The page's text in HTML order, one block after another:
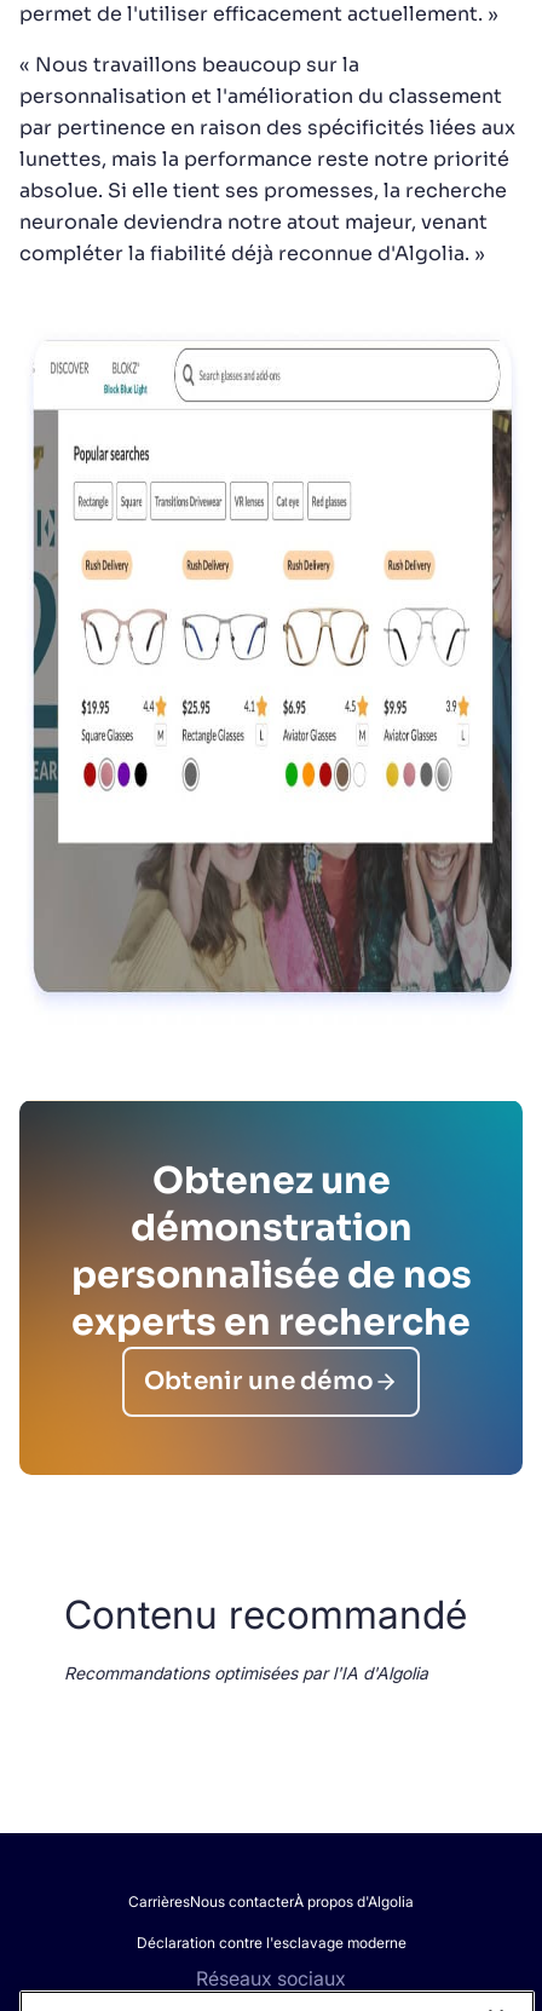
permet de l'utiliser efficacement actuellement. »
« Nous travaillons beaucoup sur la
personnalisation et l'amélioration du classement
par pertinence en raison des spécificités liées aux
lunettes, mais la performance reste notre priorité
absolue. Si elle tient ses promesses, la recherche
neuronale deviendra notre atout majeur, venant
compléter la fiabilité déjà reconnue d'Algolia. »
Obtenez une
démonstration
personnalisée de nos
experts en recherche
Obtenir une démo
Contenu recommandé
Recommandations optimisées par l'IA d'Algolia
CarrièresNous contacterÀ propos d'Algolia
Déclaration contre l'esclavage moderne
Réseaux sociaux